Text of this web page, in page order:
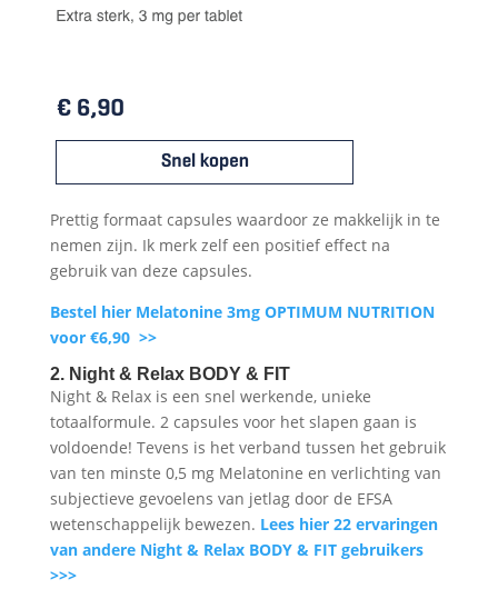
Prettig formaat capsules waardoor ze makkelijk in te
nemen zijn. Ik merk zelf een positief effect na
gebruik van deze capsules.
Bestel hier Melatonine 3mg OPTIMUM NUTRITION
voor €6,90 >>
2. Night & Relax BODY & FIT
Night & Relax is een snel werkende, unieke
totaalformule. 2 capsules voor het slapen gaan is
voldoende! Tevens is het verband tussen het gebruik
van ten minste 0,5 mg Melatonine en verlichting van
subjectieve gevoelens van jetlag door de EFSA
wetenschappelijk bewezen. Lees hier 22 ervaringen
van andere Night & Relax BODY & FIT gebruikers
>>>